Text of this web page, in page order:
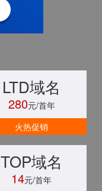
LTD域名
280元/首年
火热促销
TOP域名
14元/首年